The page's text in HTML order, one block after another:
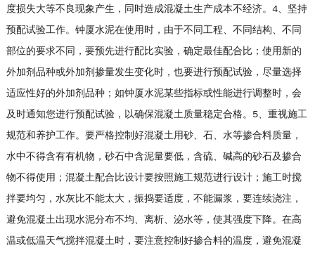
度损失大等不良现象产生，同时造成混凝土生产成本不经济。4、坚持
预配试验工作。钟厦水泥在使用时，由于不同工程、不同结构、不同
部位的要求不同，要预先进行配比实验，确定最佳配合比；使用新的
外加剂品种或外加剂掺量发生变化时，也要进行预配试验，尽量选择
适应性好的外加剂品种；如钟厦水泥某些指标或性能进行调整时，会
及时通知您进行预配试验，以确保混凝土质量稳定合格。5、重视施工
规范和养护工作。要严格控制好混凝土用砂、石、水等掺合料质量，
水中不得含有有机物，砂石中含泥量要低，含硫、碱高的砂石及掺合
物不得使用；混凝土配合比设计要按照施工规范进行设计；施工时搅
拌要均匀，水灰比不能太大，振捣要适度，不能漏浆，要连续浇注，
避免混凝土出现水泥分布不均、离析、泌水等，使其强度下降。在高
温或低温天气搅拌混凝土时，要注意控制好掺合料的温度，避免混凝